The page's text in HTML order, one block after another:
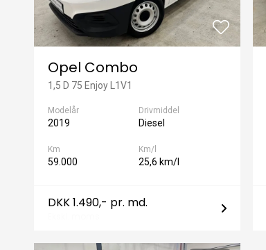
Opel Combo
1,5 D 75 Enjoy L1V1
Modelår
2019
Drivmiddel
Diesel
Km
59.000
Km/l
25,6 km/l
DKK 1.490,- pr. md.